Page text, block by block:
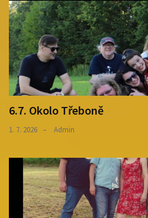
6.7. Okolo Třeboně
1. 7. 2026 Admin